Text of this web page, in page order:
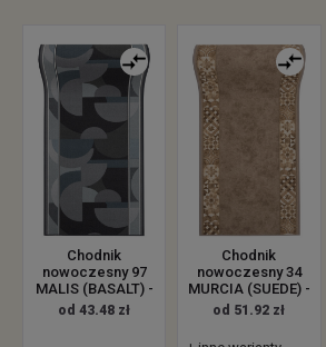
Chodnik
nowoczesny 97
MALIS (BASALT) -
od 43.48 zł
Chodnik
nowoczesny 34
MURCIA (SUEDE) -
od 51.92 zł